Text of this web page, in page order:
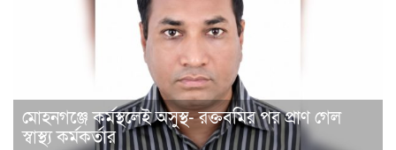
মোহনগঞ্জে কর্মস্থলেই অসুস্থ- রক্তবমির পর প্রাণ গেল
স্বাস্থ্য কর্মকর্তার